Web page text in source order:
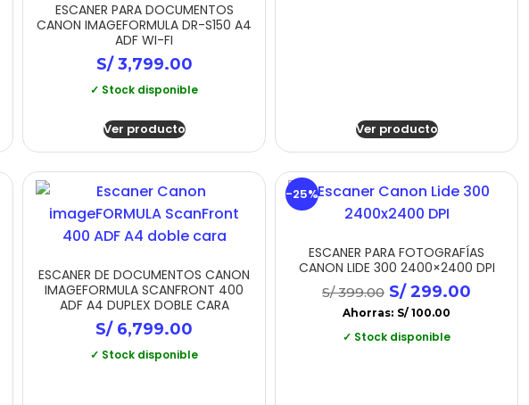
ESCANER PARA DOCUMENTOS
CANON IMAGEFORMULA DR-S150 A4
ADF WI-FI
S/3,799.00
✓ Stock disponible
Ver producto Ver producto
ESCANER DE DOCUMENTOS CANON
IMAGEFORMULA SCANFRONT 400
ADF A4 DUPLEX DOBLE CARA
S/6,799.00
✓ Stock disponible
-25%
ESCANER PARA FOTOGRAFÍAS
CANON LIDE 300 2400×2400 DPI
S/399.00 S/299.00
Ahorras: S/ 100.00
✓ Stock disponible